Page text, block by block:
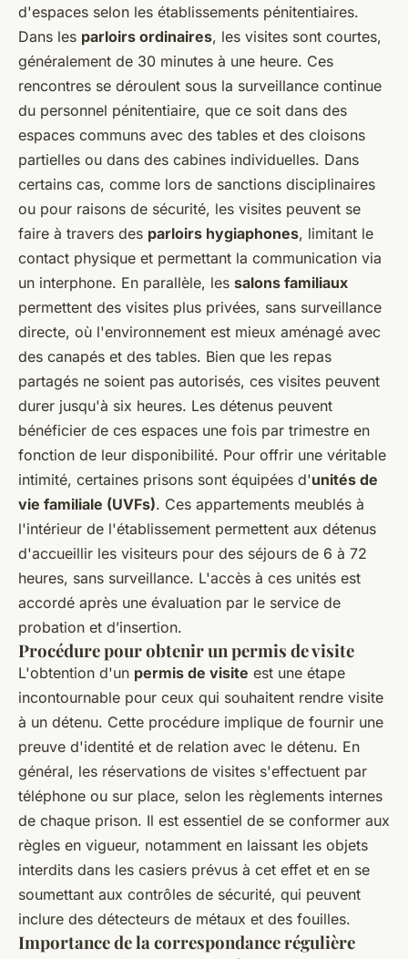
d'espaces selon les établissements pénitentiaires.
Dans les parloirs ordinaires, les visites sont courtes,
généralement de 30 minutes à une heure. Ces
rencontres se déroulent sous la surveillance continue
du personnel pénitentiaire, que ce soit dans des
espaces communs avec des tables et des cloisons
partielles ou dans des cabines individuelles. Dans
certains cas, comme lors de sanctions disciplinaires
ou pour raisons de sécurité, les visites peuvent se
faire à travers des parloirs hygiaphones, limitant le
contact physique et permettant la communication via
un interphone. En parallèle, les salons familiaux
permettent des visites plus privées, sans surveillance
directe, où l'environnement est mieux aménagé avec
des canapés et des tables. Bien que les repas
partagés ne soient pas autorisés, ces visites peuvent
durer jusqu'à six heures. Les détenus peuvent
bénéficier de ces espaces une fois par trimestre en
fonction de leur disponibilité. Pour offrir une véritable
intimité, certaines prisons sont équipées d'unités de
vie familiale (UVFs). Ces appartements meublés à
l'intérieur de l'établissement permettent aux détenus
d'accueillir les visiteurs pour des séjours de 6 à 72
heures, sans surveillance. L'accès à ces unités est
accordé après une évaluation par le service de
probation et d’insertion.
Procédure pour obtenir un permis de visite
L'obtention d'un permis de visite est une étape
incontournable pour ceux qui souhaitent rendre visite
à un détenu. Cette procédure implique de fournir une
preuve d'identité et de relation avec le détenu. En
général, les réservations de visites s'effectuent par
téléphone ou sur place, selon les règlements internes
de chaque prison. Il est essentiel de se conformer aux
règles en vigueur, notamment en laissant les objets
interdits dans les casiers prévus à cet effet et en se
soumettant aux contrôles de sécurité, qui peuvent
inclure des détecteurs de métaux et des fouilles.
Importance de la correspondance régulière